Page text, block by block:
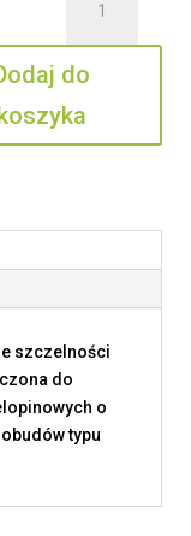
16
LS2
do
szczelności
do
o
typu